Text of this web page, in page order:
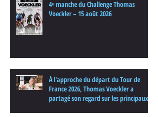
4ᵉ manche du Challenge Thomas
Voeckler – 15 août 2026
À l'approche du départ du Tour de
France 2026, Thomas Voeckler a
partagé son regard sur les principaux